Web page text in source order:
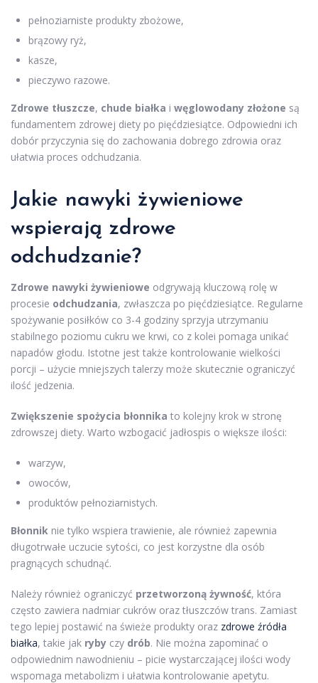
pełnoziarniste produkty zbożowe,
brązowy ryż,
kasze,
pieczywo razowe.
Zdrowe tłuszcze, chude białka i węglowodany złożone są
fundamentem zdrowej diety po pięćdziesiątce. Odpowiedni ich
dobór przyczynia się do zachowania dobrego zdrowia oraz
ułatwia proces odchudzania.
Jakie nawyki żywieniowe
wspierają zdrowe
odchudzanie?
Zdrowe nawyki żywieniowe odgrywają kluczową rolę w
procesie odchudzania, zwłaszcza po pięćdziesiątce. Regularne
spożywanie posiłków co 3-4 godziny sprzyja utrzymaniu
stabilnego poziomu cukru we krwi, co z kolei pomaga unikać
napadów głodu. Istotne jest także kontrolowanie wielkości
porcji – użycie mniejszych talerzy może skutecznie ograniczyć
ilość jedzenia.
Zwiększenie spożycia błonnika to kolejny krok w stronę
zdrowszej diety. Warto wzbogacić jadłospis o większe ilości:
warzyw,
owoców,
produktów pełnoziarnistych.
Błonnik nie tylko wspiera trawienie, ale również zapewnia
długotrwałe uczucie sytości, co jest korzystne dla osób
pragnących schudnąć.
Należy również ograniczyć przetworzoną żywność, która
często zawiera nadmiar cukrów oraz tłuszczów trans. Zamiast
tego lepiej postawić na świeże produkty oraz zdrowe źródła
białka, takie jak ryby czy drób. Nie można zapominać o
odpowiednim nawodnieniu – picie wystarczającej ilości wody
wspomaga metabolizm i ułatwia kontrolowanie apetytu.